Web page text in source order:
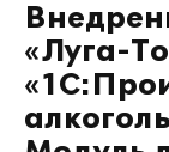
«Луга-